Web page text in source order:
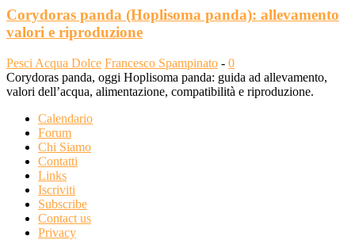
Corydoras panda (Hoplisoma panda): allevamento
valori e riproduzione
Pesci Acqua Dolce Francesco Spampinato - 0
Corydoras panda, oggi Hoplisoma panda: guida ad allevamento,
valori dell’acqua, alimentazione, compatibilità e riproduzione.
Calendario
Forum
Chi Siamo
Contatti
Links
Iscriviti
Subscribe
Contact us
Privacy